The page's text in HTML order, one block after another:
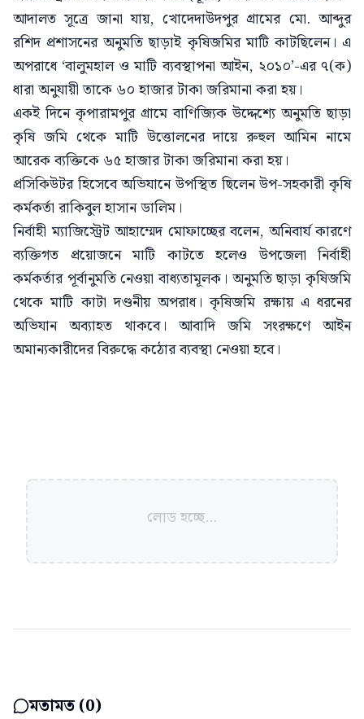
আদালত সূত্রে জানা যায়, খোদেদাউদপুর গ্রামের মো. আব্দুর
রশিদ প্রশাসনের অনুমতি ছাড়াই কৃষিজমির মাটি কাটছিলেন। এ
অপরাধে ‘বালুমহাল ও মাটি ব্যবস্থাপনা আইন, ২০১০’-এর ৭(ক)
ধারা অনুযায়ী তাকে ৬০ হাজার টাকা জরিমানা করা হয়।
একই দিনে কৃপারামপুর গ্রামে বাণিজ্যিক উদ্দেশ্যে অনুমতি ছাড়া
কৃষি জমি থেকে মাটি উত্তোলনের দায়ে রুহুল আমিন নামে
আরেক ব্যক্তিকে ৬৫ হাজার টাকা জরিমানা করা হয়।
প্রসিকিউটর হিসেবে অভিযানে উপস্থিত ছিলেন উপ-সহকারী কৃষি
কর্মকর্তা রাকিবুল হাসান ডালিম।
নির্বাহী ম্যাজিস্ট্রেট আহাম্মেদ মোফাচ্ছের বলেন, অনিবার্য কারণে
ব্যক্তিগত প্রয়োজনে মাটি কাটতে হলেও উপজেলা নির্বাহী
কর্মকর্তার পূর্বানুমতি নেওয়া বাধ্যতামূলক। অনুমতি ছাড়া কৃষিজমি
থেকে মাটি কাটা দণ্ডনীয় অপরাধ। কৃষিজমি রক্ষায় এ ধরনের
অভিযান অব্যাহত থাকবে। আবাদি জমি সংরক্ষণে আইন
অমান্যকারীদের বিরুদ্ধে কঠোর ব্যবস্থা নেওয়া হবে।
লোড হচ্ছে...
মতামত (0)